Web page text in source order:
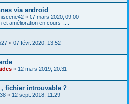
via android
« 07 mars 2020, 09:00
et amélioration en cours .....
« 07 févr. 2020, 13:52
« 12 mars 2019, 20:31
, fichier introuvable ?
« 12 sept. 2018, 11:29